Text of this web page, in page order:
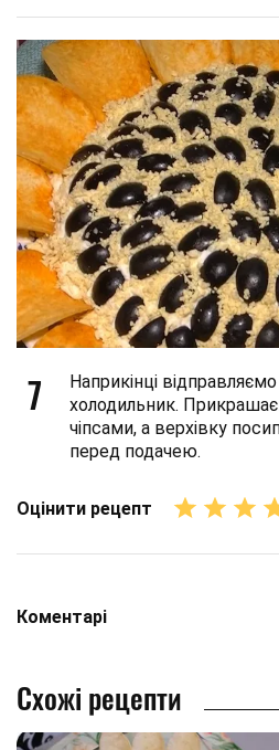
7
Наприкінці
холодильник.
чіпсами, а верхівку
перед подачею.
Оцінити рецепт
Коментарі
Схожі рецепти